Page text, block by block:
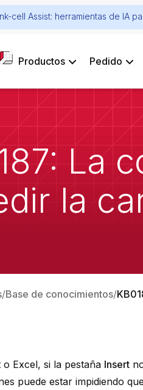
cell Assist: herramientas de IA
Productos Pedido
La
la
Base de conocimientos
Excel, si la pestaña Insert
puede estar impidiendo que